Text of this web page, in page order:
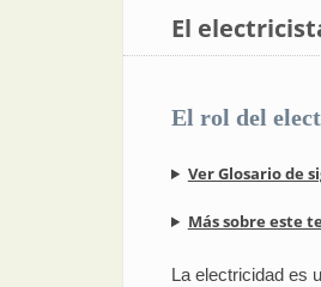
El
El rol del
Ver Glosario de
Más sobre este
La electricidad es